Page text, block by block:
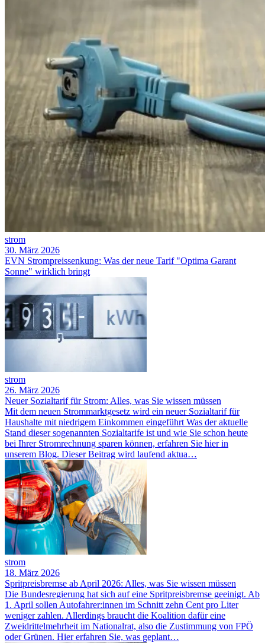
strom
30. März 2026
EVN Strompreissenkung: Was der neue Tarif "Optima Garant
Sonne" wirklich bringt
strom
26. März 2026
Neuer Sozialtarif für Strom: Alles, was Sie wissen müssen
Mit dem neuen Strommarktgesetz wird ein neuer Sozialtarif für
Haushalte mit niedrigem Einkommen eingeführt Was der aktuelle
Stand dieser sogenannten Sozialtarife ist und wie Sie schon heute
bei Ihrer Stromrechnung sparen können, erfahren Sie hier in
unserem Blog. Dieser Beitrag wird laufend aktua…
strom
18. März 2026
Spritpreisbremse ab April 2026: Alles, was Sie wissen müssen
Die Bundesregierung hat sich auf eine Spritpreisbremse geeinigt. Ab
1. April sollen Autofahrer:innen im Schnitt zehn Cent pro Liter
weniger zahlen. Allerdings braucht die Koalition dafür eine
Zweidrittelmehrheit im Nationalrat, also die Zustimmung von FPÖ
oder Grünen. Hier erfahren Sie, was geplant…